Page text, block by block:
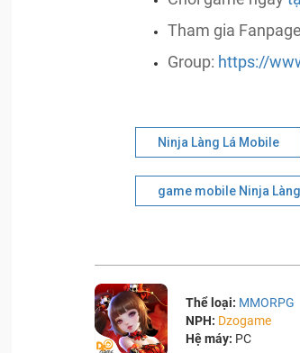
Tham gia
Group: https://
Ninja Làng Lá Mobile
game mobile Ninja
Thể loại: MMORPG
NPH: Dzogame
Hệ máy: PC